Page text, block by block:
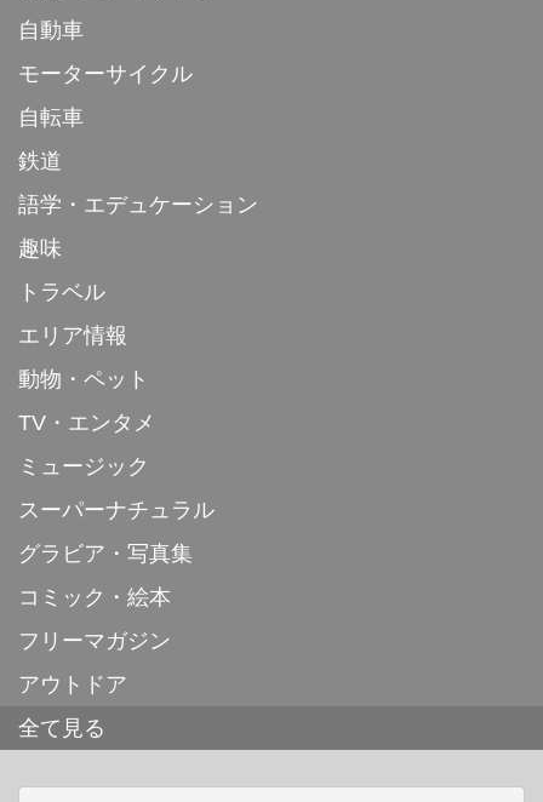
自動車
モーターサイクル
自転車
鉄道
語学・エデュケーション
趣味
トラベル
エリア情報
動物・ペット
TV・エンタメ
ミュージック
スーパーナチュラル
グラビア・写真集
コミック・絵本
フリーマガジン
アウトドア
全て見る